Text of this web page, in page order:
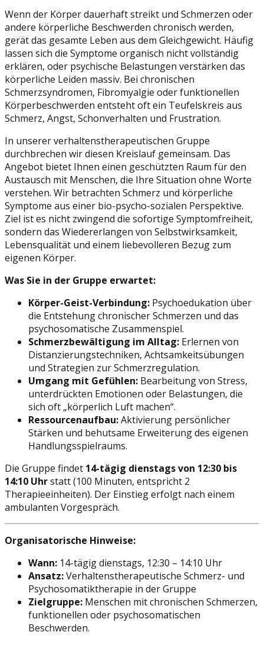
Wenn der Körper dauerhaft streikt und Schmerzen oder
andere körperliche Beschwerden chronisch werden,
gerät das gesamte Leben aus dem Gleichgewicht. Häufig
lassen sich die Symptome organisch nicht vollständig
erklären, oder psychische Belastungen verstärken das
körperliche Leiden massiv. Bei chronischen
Schmerzsyndromen, Fibromyalgie oder funktionellen
Körperbeschwerden entsteht oft ein Teufelskreis aus
Schmerz, Angst, Schonverhalten und Frustration.
In unserer verhaltenstherapeutischen Gruppe
durchbrechen wir diesen Kreislauf gemeinsam. Das
Angebot bietet Ihnen einen geschützten Raum für den
Austausch mit Menschen, die Ihre Situation ohne Worte
verstehen. Wir betrachten Schmerz und körperliche
Symptome aus einer bio-psycho-sozialen Perspektive.
Ziel ist es nicht zwingend die sofortige Symptomfreiheit,
sondern das Wiedererlangen von Selbstwirksamkeit,
Lebensqualität und einem liebevolleren Bezug zum
eigenen Körper.
Was Sie in der Gruppe erwartet:
Körper-Geist-Verbindung: Psychoedukation über
die Entstehung chronischer Schmerzen und das
psychosomatische Zusammenspiel.
Schmerzbewältigung im Alltag: Erlernen von
Distanzierungstechniken, Achtsamkeitsübungen
und Strategien zur Schmerzregulation.
Umgang mit Gefühlen: Bearbeitung von Stress,
unterdrückten Emotionen oder Belastungen, die
sich oft „körperlich Luft machen“.
Ressourcenaufbau:Aktivierung persönlicher
Stärken und behutsame Erweiterung des eigenen
Handlungsspielraums.
Die Gruppe findet 14-tägig dienstags von 12:30 bis
14:10 Uhrstatt (100 Minuten, entspricht 2
Therapieeinheiten). Der Einstieg erfolgt nach einem
ambulanten Vorgespräch.
Organisatorische Hinweise:
Wann: 14-tägig dienstags, 12:30 – 14:10 Uhr
Ansatz:Verhaltenstherapeutische Schmerz- und
Psychosomatiktherapie in der Gruppe
Zielgruppe: Menschen mit chronischen Schmerzen,
funktionellen oder psychosomatischen
Beschwerden.